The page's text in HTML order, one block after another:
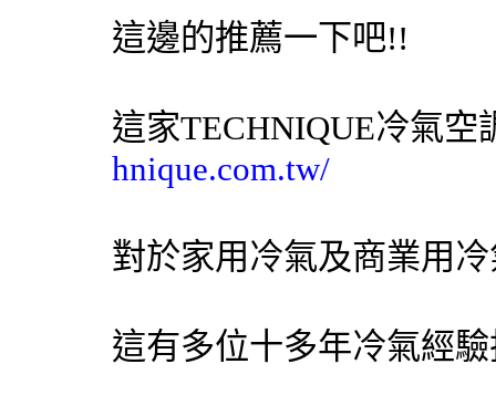
這邊的推薦一下吧!!
這家TECHNIQUE冷氣空
hnique.com.tw/
對於家用 冷氣及商業用
這有多位十多年冷氣經